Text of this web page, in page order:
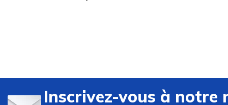
Inscrivez-vous à notre